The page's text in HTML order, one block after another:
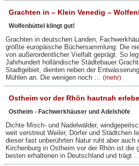
Grachten in – Klein Venedig –
Wolfenbüttel klingt gut!
Grachten in deutschen Landen,
größte europäische Büchersammlung: Die
von außerordentlicher Vielfalt geprägt. So
Jahrhundert holländische Städtebauer
Stadtgebiet, dienten neben der
Mühlen an. Die wenigen noch … (mehr)
Ostheim vor der Rhön hautnah
Ostheim - Fachwerkhäuser und Adelshöfe
Dichte Misch- und Nadelwälder,
weit verstreut Weiler, Dörfer und Städtchen
dieser fast unberührten Natur ruht aber
Kirchenburg in Ostheim vor der Rhön ist die
besten erhaltenen in Deutschland und trägt